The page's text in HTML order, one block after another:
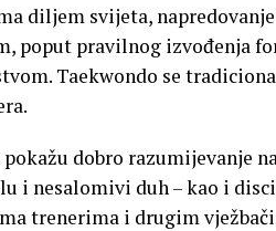
diljem svijeta,
poput pravilnog izvođenja
Taekwondo se
dobro razumijevanje
i nesalomivi duh – kao i
trenerima i drugim